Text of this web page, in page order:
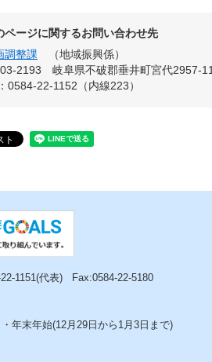
ページに関するお問い合わせ先
調整課
地域振興係
2193
岐阜県不破郡垂井町宮代2957-11
0584-22-1152（内線223）
1151(代表) Fax:0584-22-5180
年末年始(12月29日から1月3日まで)